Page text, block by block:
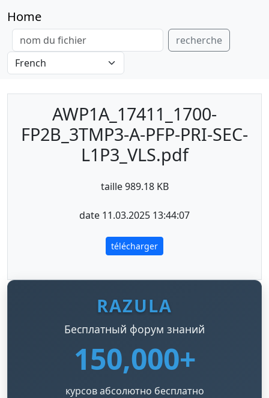
Home
recherche
AWP1A_17411_1700-
FP2B_3TMP3-A-PFP-PRI-SEC-
L1P3_VLS.pdf
taille 989.18 KB
date 11.03.2025 13:44:07
télécharger
RAZULA
Бесплатный форум знаний
150,000+
курсов абсолютно бесплатно